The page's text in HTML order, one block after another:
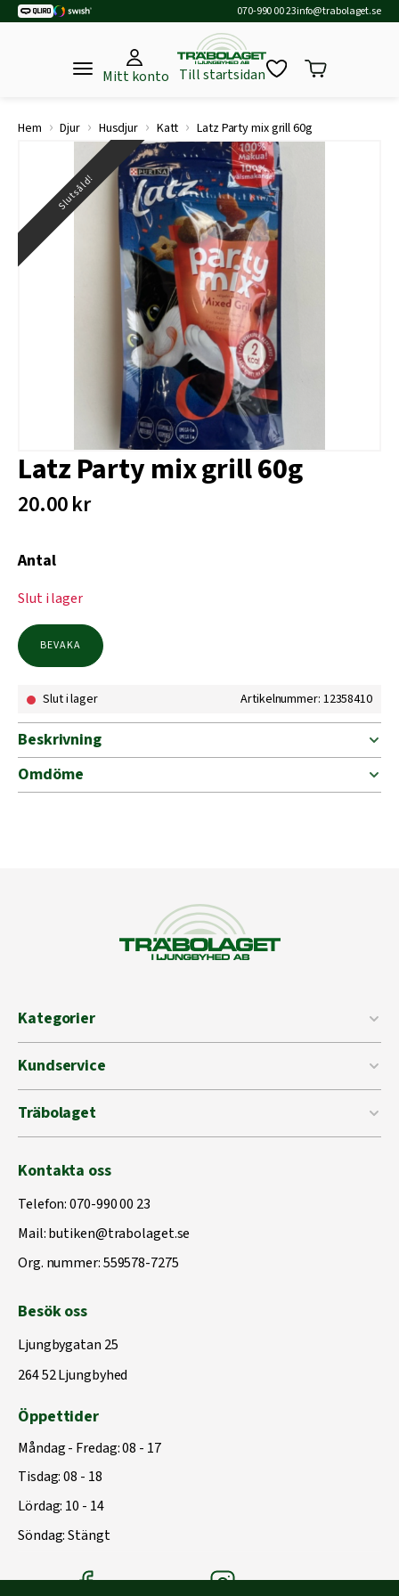
070-990 00 23info@trabolaget.se
Mitt konto Till startsidan
Hem › Djur › Husdjur › Katt › Latz Party mix grill 60g
Slutsåld!
Latz Party mix grill 60g
20.00kr
Antal
Slut i lager
BEVAKA
Slut i lager Artikelnummer: 12358410
Beskrivning
Omdöme
Kategorier
Kundservice
Träbolaget
Kontakta oss
Telefon:070-990 00 23
Mail:butiken@trabolaget.se
Org. nummer: 559578-7275
Besök oss
Ljungbygatan 25
264 52 Ljungbyhed
Öppettider
Måndag - Fredag: 08 - 17
Tisdag: 08 - 18
Lördag: 10 - 14
Söndag: Stängt